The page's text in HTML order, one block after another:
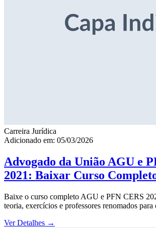
Carreira Jurídica
Adicionado em: 05/03/2026
Advogado da União AGU e
2021: Baixar Curso
Baixe o curso completo AGU e PFN CERS
teoria, exercícios e professores renomados para
Ver Detalhes →